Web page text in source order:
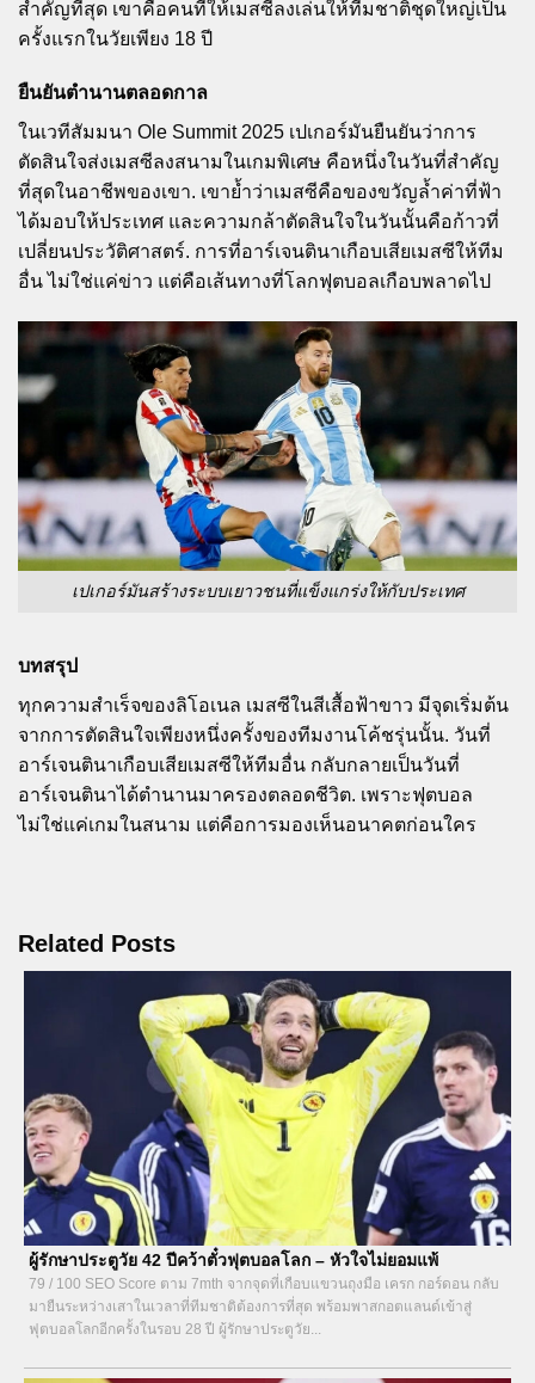
สำคัญที่สุด เขาคือคนที่ให้เมสซีลงเล่นให้ทีมชาติชุดใหญ่เป็น
ครั้งแรกในวัยเพียง 18 ปี
ยืนยันตำนานตลอดกาล
ในเวทีสัมมนา Ole Summit 2025 เปเกอร์มันยืนยันว่าการ
ตัดสินใจส่งเมสซีลงสนามในเกมพิเศษ คือหนึ่งในวันที่สำคัญ
ที่สุดในอาชีพของเขา. เขาย้ำว่าเมสซีคือของขวัญล้ำค่าที่ฟ้า
ได้มอบให้ประเทศ และความกล้าตัดสินใจในวันนั้นคือก้าวที่
เปลี่ยนประวัติศาสตร์. การที่อาร์เจนตินาเกือบเสียเมสซีให้ทีม
อื่น ไม่ใช่แค่ข่าว แต่คือเส้นทางที่โลกฟุตบอลเกือบพลาดไป
เปเกอร์มันสร้างระบบเยาวชนที่แข็งแกร่งให้กับประเทศ
บทสรุป
ทุกความสำเร็จของลิโอเนล เมสซีในสีเสื้อฟ้าขาว มีจุดเริ่มต้น
จากการตัดสินใจเพียงหนึ่งครั้งของทีมงานโค้ชรุ่นนั้น. วันที่
อาร์เจนตินาเกือบเสียเมสซีให้ทีมอื่น กลับกลายเป็นวันที่
อาร์เจนตินาได้ตำนานมาครองตลอดชีวิต. เพราะฟุตบอล
ไม่ใช่แค่เกมในสนาม แต่คือการมองเห็นอนาคตก่อนใคร
Related Posts
ผู้รักษาประตูวัย 42 ปีคว้าตั๋วฟุตบอลโลก – หัวใจไม่ยอมแพ้
79 / 100 SEO Score ตาม 7mth จากจุดที่เกือบแขวนถุงมือ เครก กอร์ดอน กลับ
มายืนระหว่างเสาในเวลาที่ทีมชาติต้องการที่สุด พร้อมพาสกอตแลนด์เข้าสู่
ฟุตบอลโลกอีกครั้งในรอบ 28 ปี ผู้รักษาประตูวัย...